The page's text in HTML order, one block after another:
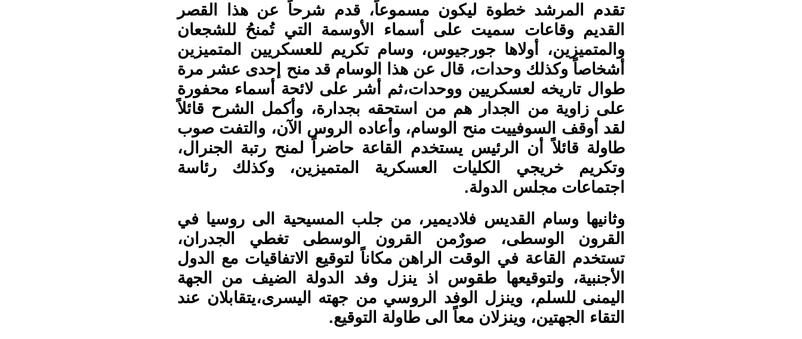
تقدم المرشد خطوة ليكون مسموعاً، قدم شرحاً عن هذا القصر
القديم وقاعات سميت على أسماء الأوسمة التي تُمنحُ للشجعان
والمتميزين، أولاها جورجيوس، وسام تكريم للعسكريين المتميزين
أشخاصاً وكذلك وحدات، قال عن هذا الوسام قد منح إحدى عشر مرة
طوال تاريخه لعسكريين ووحدات،ثم أشر على لائحة أسماء محفورة
على زاوية من الجدار هم من استحقه بجدارة، وأكمل الشرح قائلاً
لقد أوقف السوفييت منح الوسام، وأعاده الروس الآن، والتفت صوب
طاولة قائلاً أن الرئيس يستخدم القاعة حاضراً لمنح رتبة الجنرال،
وتكريم خريجي الكليات العسكرية المتميزين، وكذلك رئاسة
اجتماعات مجلس الدولة.
وثانيها وسام القديس فلاديمير، من جلب المسيحية الى روسيا في
القرون الوسطى، صورٌمن القرون الوسطى تغطي الجدران،
تستخدم القاعة في الوقت الراهن مكاناً لتوقيع الاتفاقيات مع الدول
الأجنبية، ولتوقيعها طقوس اذ ينزل وفد الدولة الضيف من الجهة
اليمنى للسلم، وينزل الوفد الروسي من جهته اليسرى،يتقابلان عند
التقاء الجهتين، وينزلان معاً الى طاولة التوقيع.